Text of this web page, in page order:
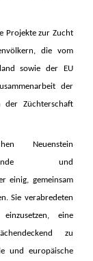
Projekte zur Zucht
die vom
sowie der EU
der
der Züchterschaft
Neuenstein
und
einig, gemeinsam
Sie verabredeten
eine
zu
und europäische